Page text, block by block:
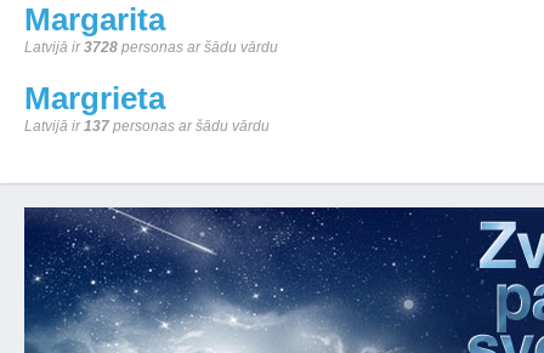
Margarita
Latvijā ir3728 personas ar šādu vārdu
Margrieta
Latvijā ir137 personas ar šādu vārdu